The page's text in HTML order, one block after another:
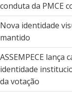
conduta da PMCE
Nova identidade
mantido
ASSEMPECE
identidade
da votação